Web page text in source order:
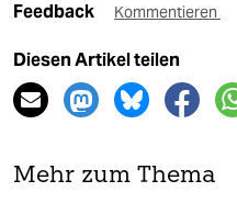
Feedback Kommentieren
Diesen Artikel teilen
Mehr zum Thema